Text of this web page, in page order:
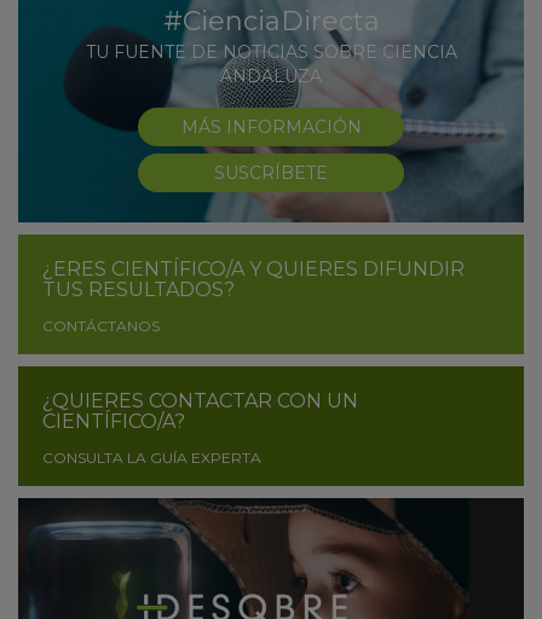
#CienciaDirecta
TU FUENTE DE NOTICIAS SOBRE CIENCIA
ANDALUZA
MÁS INFORMACIÓN
SUSCRÍBETE
¿ERES CIENTÍFICO/A Y QUIERES DIFUNDIR
TUS RESULTADOS?
CONTÁCTANOS
¿QUIERES CONTACTAR CON UN
CIENTÍFICO/A?
CONSULTA LA GUÍA EXPERTA